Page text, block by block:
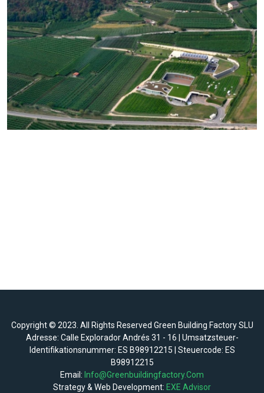
Copyright © 2023. All Rights Reserved Green Building Factory SLU
Adresse: Calle Explorador Andrés 31 - 16 | Umsatzsteuer-
Identifikationsnummer: ES B98912215 | Steuercode: ES
B98912215
Email: Info@greenbuildingfactory.com
Strategy & Web Development: EXE Advisor